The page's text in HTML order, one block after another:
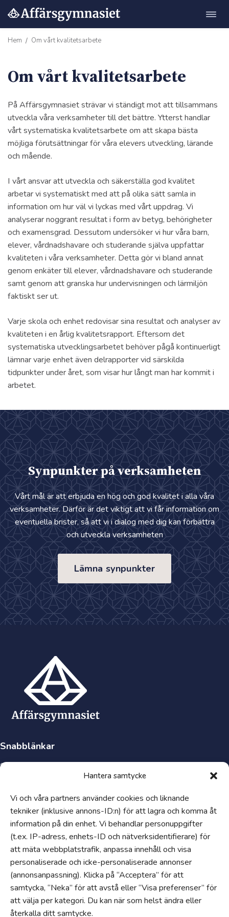
Hantera samtycke
Vi och våra partners använder cookies och liknande
tekniker (inklusive annons-ID:n) för att lagra och komma åt
information på din enhet. Vi behandlar personuppgifter
(t.ex. IP-adress, enhets-ID och nätverksidentifierare) för
att mäta webbplatstrafik, anpassa innehåll och visa
personaliserade och icke-personaliserade annonser
(annonsanpassning). Klicka på “Acceptera” för att
samtycka, “Neka” för att avstå eller “Visa preferenser” för
att välja per kategori. Du kan när som helst ändra eller
återkalla ditt samtycke.
Hoppa
innehåll
Hem / Om vårt kvalitetsarbete
Om vårt kvalitetsarbete
På Affärsgymnasiet strävar vi ständigt mot att tillsammans
utveckla våra verksamheter till det bättre. Ytterst handlar
vårt systematiska kvalitetsarbete om att skapa bästa
möjliga förutsättningar för våra elevers utveckling, lärande
och mående.
I vårt ansvar att utveckla och säkerställa god kvalitet
arbetar vi systematiskt med att på olika sätt samla in
information om hur väl vi lyckas med vårt uppdrag. Vi
analyserar noggrant resultat i form av betyg, behörigheter
och examensgrad. Dessutom undersöker vi hur våra barn,
elever, vårdnadshavare och studerande själva uppfattar
kvaliteten i våra verksamheter. Detta gör vi bland annat
genom enkäter till elever, vårdnadshavare och studerande
samt genom att granska hur undervisningen och lärmiljön
faktiskt ser ut.
Varje skola och enhet redovisar sina resultat och analyser av
kvaliteten i en årlig kvalitetsrapport. Eftersom det
systematiska utvecklingsarbetet behöver pågå kontinuerligt
lämnar varje enhet även delrapporter vid särskilda
tidpunkter under året, som visar hur långt man har kommit i
arbetet.
Synpunkter på verksamheten
Vårt mål är att erbjuda en hög och god kvalitet i alla våra
verksamheter. Därför är det viktigt att vi får information om
eventuella brister, så att vi i dialog med dig kan förbättra
och utveckla verksamheten
Lämna synpunkter
Snabblänkar
Synpunkter och klagomål
Tillgänglighetsredogörelse
Hantering av personuppgifter och cookies
Uppförandekod
Om
Jobba hos oss
Våra gymnasieskolor
Nyheter
En del av Edukatus Alliance